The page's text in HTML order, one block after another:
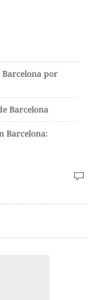
Barcelona por
Barcelona
Barcelona: